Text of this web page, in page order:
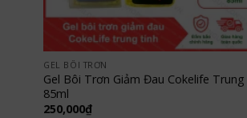
GEL BÔI TRƠN
Gel Bôi Trơn Giảm Đau Cokelife
85ml
250,000₫